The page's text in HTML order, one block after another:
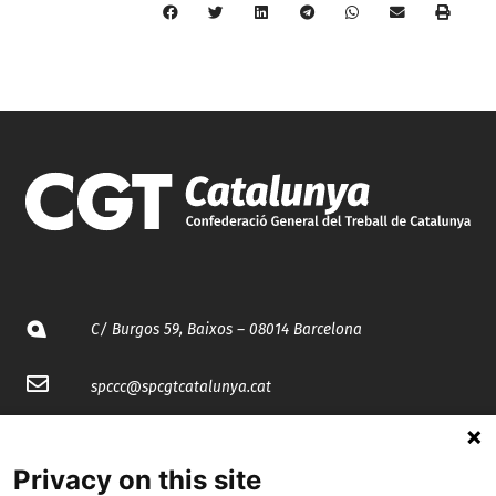
C/ Burgos 59, Baixos – 08014 Barcelona
spccc@spcgtcatalunya.cat
Privacy on this site